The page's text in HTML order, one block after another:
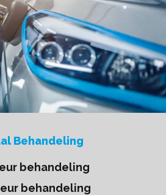
Behandeling
behandeling
behandeling